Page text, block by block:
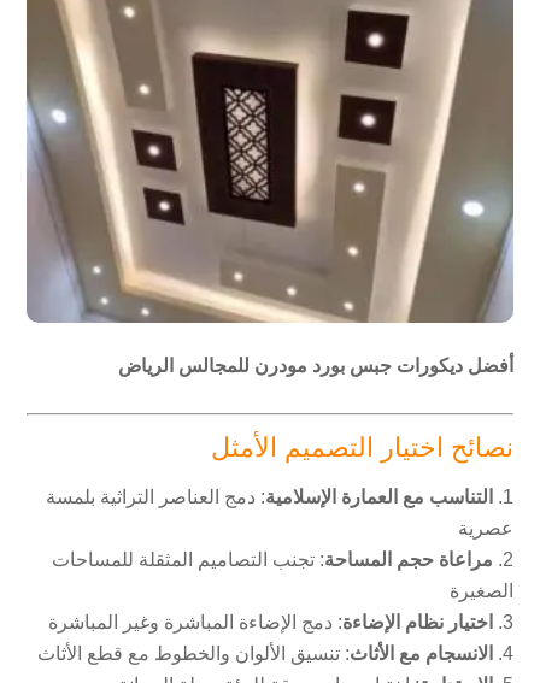
أفضل ديكورات جبس بورد مودرن للمجالس الرياض
نصائح اختيار التصميم الأمثل
التناسب مع العمارة الإسلامية: دمج العناصر التراثية بلمسة
عصرية
مراعاة حجم المساحة: تجنب التصاميم المثقلة للمساحات
الصغيرة
اختيار نظام الإضاءة: دمج الإضاءة المباشرة وغير المباشرة
الانسجام مع الأثاث: تنسيق الألوان والخطوط مع قطع الأثاث